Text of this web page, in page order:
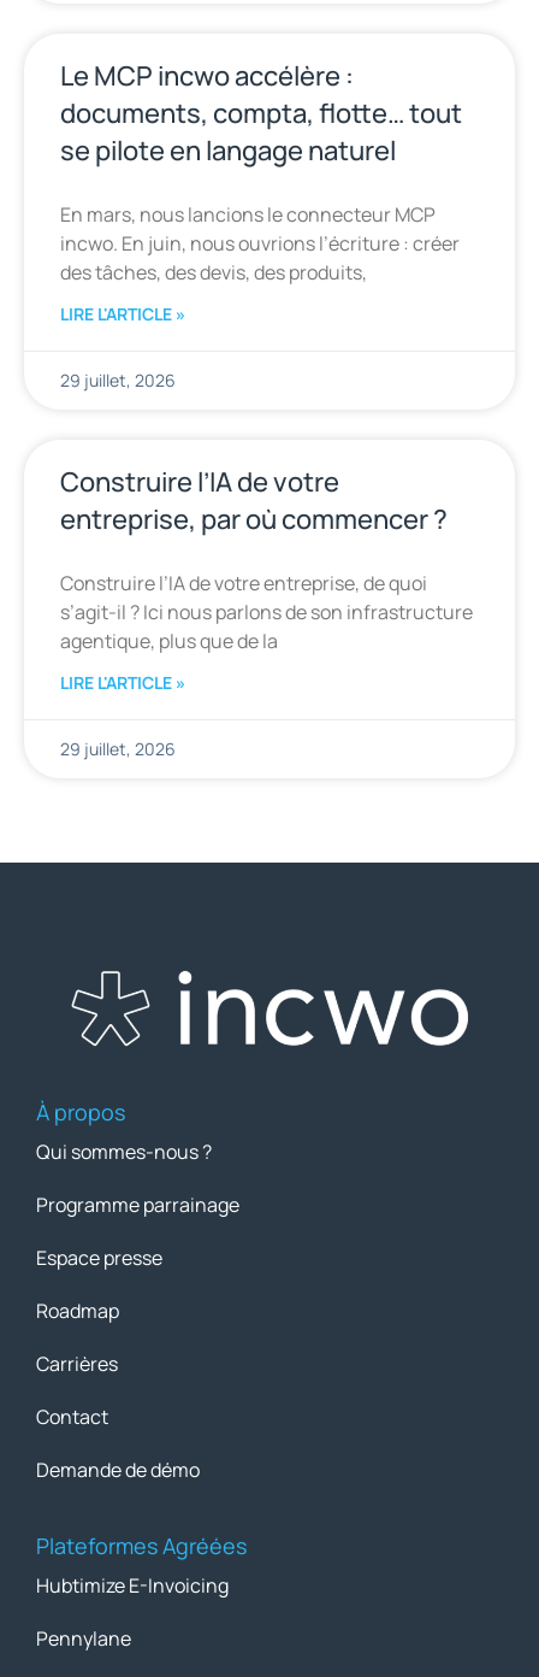
Le MCP incwo accélère :
documents, compta, flotte… tout
se pilote en langage naturel
En mars, nous lancions le connecteur MCP
incwo. En juin, nous ouvrions l’écriture : créer
des tâches, des devis, des produits,
LIRE L'ARTICLE »
29 juillet, 2026
Construire l’IA de votre
entreprise, par où commencer ?
Construire l’IA de votre entreprise, de quoi
s’agit-il ? Ici nous parlons de son infrastructure
agentique, plus que de la
LIRE L'ARTICLE »
29 juillet, 2026
À propos
Qui sommes-nous ?
Programme parrainage
Espace presse
Roadmap
Carrières
Contact
Demande de démo
Plateformes Agréées
Hubtimize E-Invoicing
Pennylane